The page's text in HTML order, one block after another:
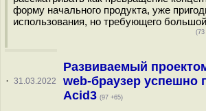
форму начального продукта, уже
использования, но требующего
(73
· 31.03.2022
Развиваемый
web-браузер успешно
Acid3 (97 +65)